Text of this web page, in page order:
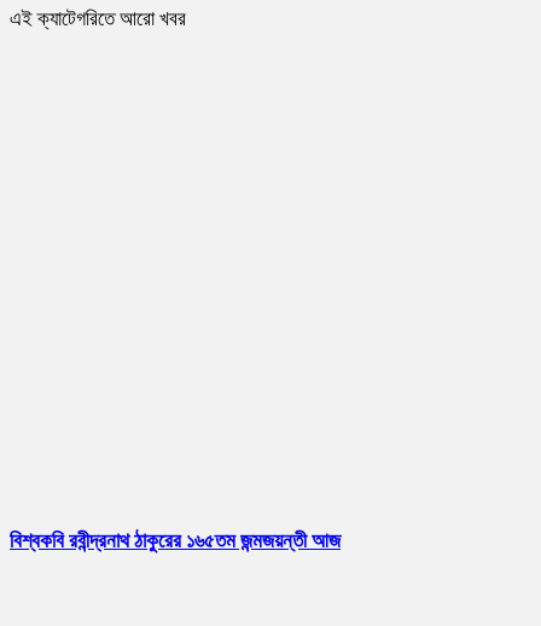
এই ক্যাটেগরিতে আরো খবর
বিশ্বকবি রবীন্দ্রনাথ ঠাকুরের ১৬৫তম জন্মজয়ন্তী আজ